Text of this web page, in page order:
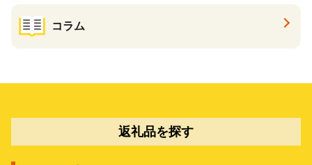
コラム
返礼品を探す